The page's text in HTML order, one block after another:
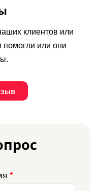
клиентов или
или они
*